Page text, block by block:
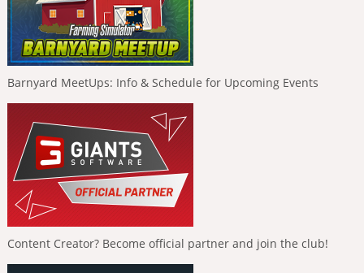
Barnyard MeetUps: Info & Schedule for Upcoming Events
Content Creator? Become official partner and join the club!